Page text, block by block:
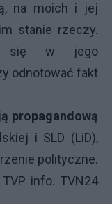
na moich i jej
stanie rzeczy.
się w jego
odnotować fakt
propagandową
i SLD (LiD),
polityczne.
info. TVN24